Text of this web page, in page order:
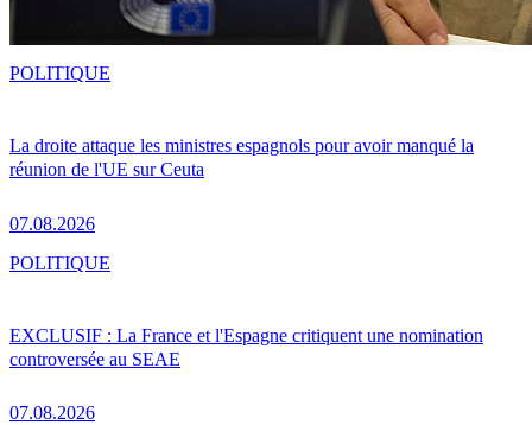
La droite attaque les ministres espagnols pour avoir manqué la
réunion de l'UE sur Ceuta
07.08.2026
POLITIQUE
EXCLUSIF : La France et l'Espagne critiquent une nomination
controversée au SEAE
07.08.2026
POLITIQUE